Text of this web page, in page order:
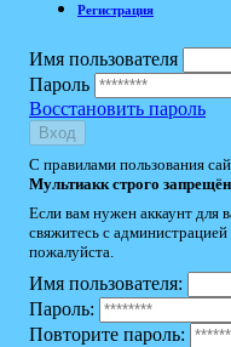
Регистрация
Имя пользователя
Пароль
Восстановить пароль
Вход
С правилами пользования
Мультиакк строго запрещён
Если вам нужен аккаунт
свяжитесь с
пожалуйста.
Имя пользователя:
Пароль:
Повторите пароль: